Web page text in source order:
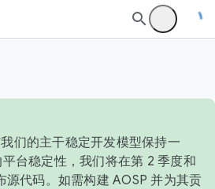
们的主干稳定开发模型保持一
台稳定性，我们将在第 2 季度和
源代码。如需构建 AOSP 并为其贡